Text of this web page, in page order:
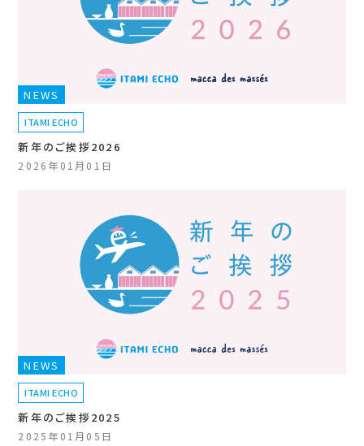
NEWS
ITAMI ECHO
新年のご挨拶2026
2026年01月01日
NEWS
ITAMI ECHO
新年のご挨拶2025
2025年01月05日